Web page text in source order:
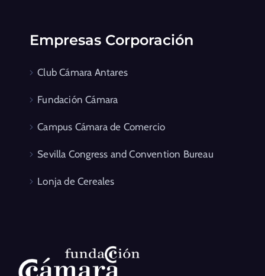
Empresas Corporación
Club Cámara Antares
Fundación Cámara
Campus Cámara de Comercio
Sevilla Congress and Convention Bureau
Lonja de Cereales